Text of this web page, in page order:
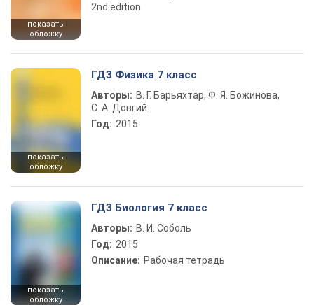
показать
обложку
2nd edition
показать
обложку
ГДЗ Физика 7 класс
Авторы: В. Г. Барьяхтар, Ф. Я. Божинова,
С. А. Довгий
Год: 2015
показать
обложку
ГДЗ Биология 7 класс
Авторы: В. И. Соболь
Год: 2015
Описание: Рабочая тетрадь